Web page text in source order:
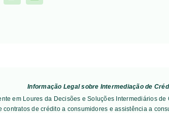
Informação Legal sobre Intermediação de
em Loures da Decisões e Soluções Intermediários
de crédito a consumidores e assistência a